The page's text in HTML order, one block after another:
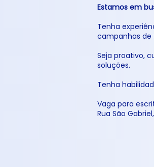
Estamos em
Tenha
campanhas
Seja proativo,
soluções.
Tenha
Vaga para
Rua São